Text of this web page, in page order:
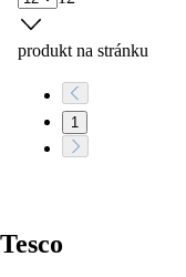
produkt na stránku
1
Tesco